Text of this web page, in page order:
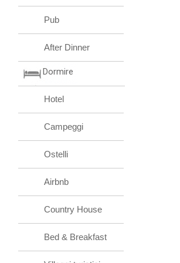
Pub
After Dinner
Dormire
Hotel
Campeggi
Ostelli
Airbnb
Country House
Bed & Breakfast